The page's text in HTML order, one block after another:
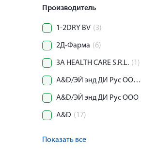
Производитель
1-2DRY BV (3)
2Д-Фарма (6)
3A HEALTH CARE S.R.L. (1)
A&D/ЭЙ энд ДИ Рус ООО/Вега Технолоджиз Инк
A&D/ЭЙ энд ДИ Рус ООО
A&D (17)
Показать все